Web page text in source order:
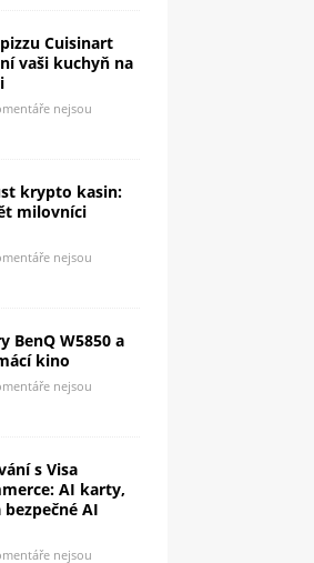
Cuisinart
vaši kuchyň na
nejsou
krypto kasin:
milovníci
nejsou
BenQ W5850 a
kino
nejsou
s Visa
AI karty,
AI
nejsou